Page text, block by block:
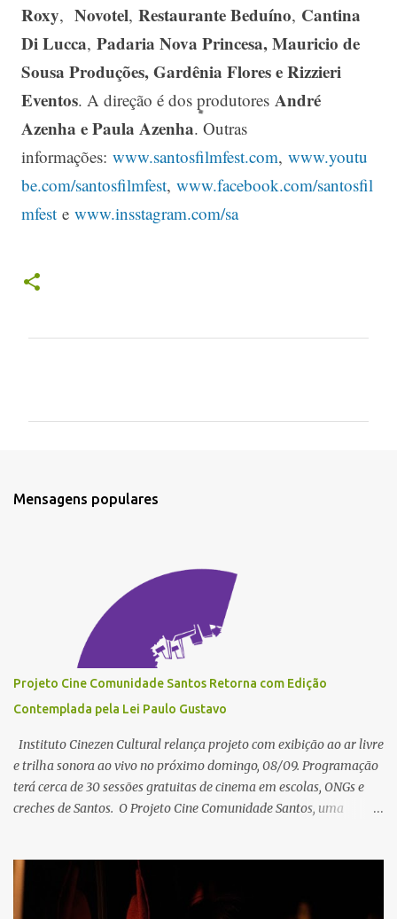
Roxy, Novotel, Restaurante Beduíno, Cantina
Di Lucca, Padaria Nova Princesa, Mauricio de
Sousa Produções, Gardênia Flores e Rizzieri
Eventos. A direção é dos produtores André
Azenha e Paula Azenha. Outras
informações: www.santosfilmfest.com, www.youtu
be.com/santosfilmfest, www.facebook.com/santosfil
mfest e www.insstagram.com/sa
Mensagens populares
Projeto Cine Comunidade Santos Retorna com Edição
Contemplada pela Lei Paulo Gustavo
Instituto Cinezen Cultural relança projeto com exibição ao ar livre
e trilha sonora ao vivo no próximo domingo, 08/09. Programação
terá cerca de 30 sessões gratuitas de cinema em escolas, ONGs e
creches de Santos. O Projeto Cine Comunidade Santos, uma
Edital 08-2023, o projeto, que originalmente ocorreu entre 2011 e
2017 coordenado pelo crítico de cinema e produtor cultural André
Azenha, retorna com a missão de promover o cinema como